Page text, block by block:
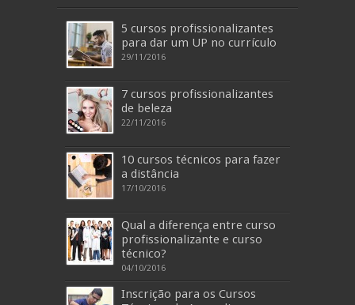
5 cursos profissionalizantes
para dar um UP no currículo
29/11/2016
7 cursos profissionalizantes
de beleza
22/11/2016
10 cursos técnicos para fazer
a distância
17/10/2016
Qual a diferença entre curso
profissionalizante e curso
técnico?
04/10/2016
Inscrição para os Cursos